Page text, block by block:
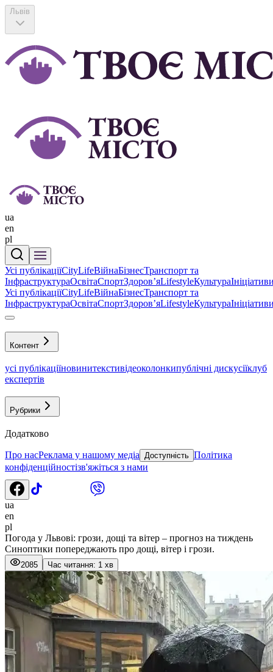
Львів
ua
en
pl
Усі публікаціїCityLifeВійнаБізнесТранспорт та
ІнфраструктураОсвітаСпортЗдоровʼяLifestyleКультура
Усі публікаціїCityLifeВійнаБізнесТранспорт та
ІнфраструктураОсвітаСпортЗдоровʼяLifestyleКультура
Контент
усі публікаціїновинитекстивідеоколонкипублічні дискусіїклуб
експертів
Рубрики
Додатково
Про насРеклама у нашому медіа Доступність Політика
конфіденційностізв'яжіться з нами
ua
en
pl
Погода у Львові: грози, дощі та вітер – прогноз на тиждень
Синоптики попереджають про дощі, вітер і грози.
2085 Час читання: 1 хв